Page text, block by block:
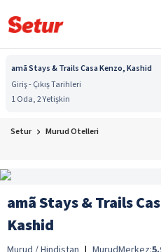
amã Stays & Trails Casa Kenzo, Kashid
Giriş - Çıkış Tarihleri
1 Oda, 2 Yetişkin
Setur Murud Otelleri
amã Stays & Trails
Kashid